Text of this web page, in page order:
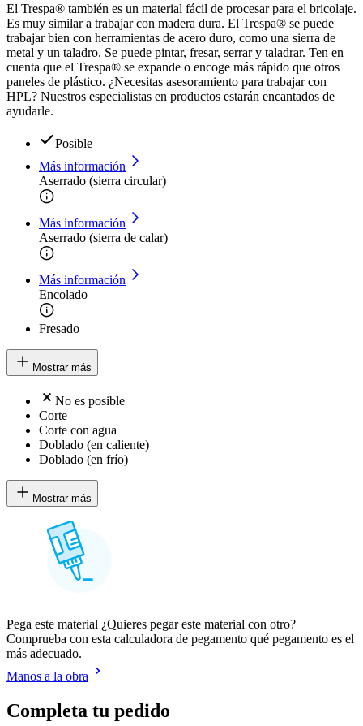
El Trespa® también es un material fácil de procesar para el bricolaje.
Es muy similar a trabajar con madera dura. El Trespa® se puede
trabajar bien con herramientas de acero duro, como una sierra de
metal y un taladro. Se puede pintar, fresar, serrar y taladrar. Ten en
cuenta que el Trespa® se expande o encoge más rápido que otros
paneles de plástico. ¿Necesitas asesoramiento para trabajar con
HPL? Nuestros especialistas en productos estarán encantados de
ayudarle.
Posible
Más información
Aserrado (sierra circular)
Más información
Aserrado (sierra de calar)
Más información
Encolado
Fresado
Mostrar más
No es posible
Corte
Corte con agua
Doblado (en caliente)
Doblado (en frío)
Mostrar más
Pega este material ¿Quieres pegar este material con otro?
Comprueba con esta calculadora de pegamento qué pegamento es el
más adecuado.
Manos a la obra
Completa tu pedido